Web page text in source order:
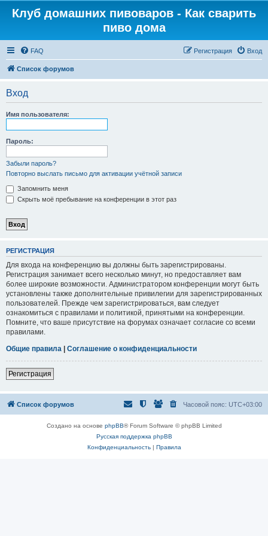
Клуб домашних пивоваров - Как cварить
пиво дома
FAQ Вход
Регистрация
Список форумов
Вход
Имя пользователя:
Пароль:
Забыли пароль?
Повторно выслать письмо для активации учётной записи
Запомнить меня
Скрыть моё пребывание на конференции в этот раз
РЕГИСТРАЦИЯ
Для входа на конференцию вы должны быть зарегистрированы.
Регистрация занимает всего несколько минут, но предоставляет вам
более широкие возможности. Администратором конференции могут быть
установлены также дополнительные привилегии для зарегистрированных
пользователей. Прежде чем зарегистрироваться, вам следует
ознакомиться с правилами и политикой, принятыми на конференции.
Помните, что ваше присутствие на форумах означает согласие со всеми
правилами.
Общие правила | Соглашение о конфиденциальности
Регистрация
Список форумов Часовой пояс: UTC+03:00
Создано на основе phpBB® Forum Software © phpBB Limited
Русская поддержка phpBB
Конфиденциальность| Правила